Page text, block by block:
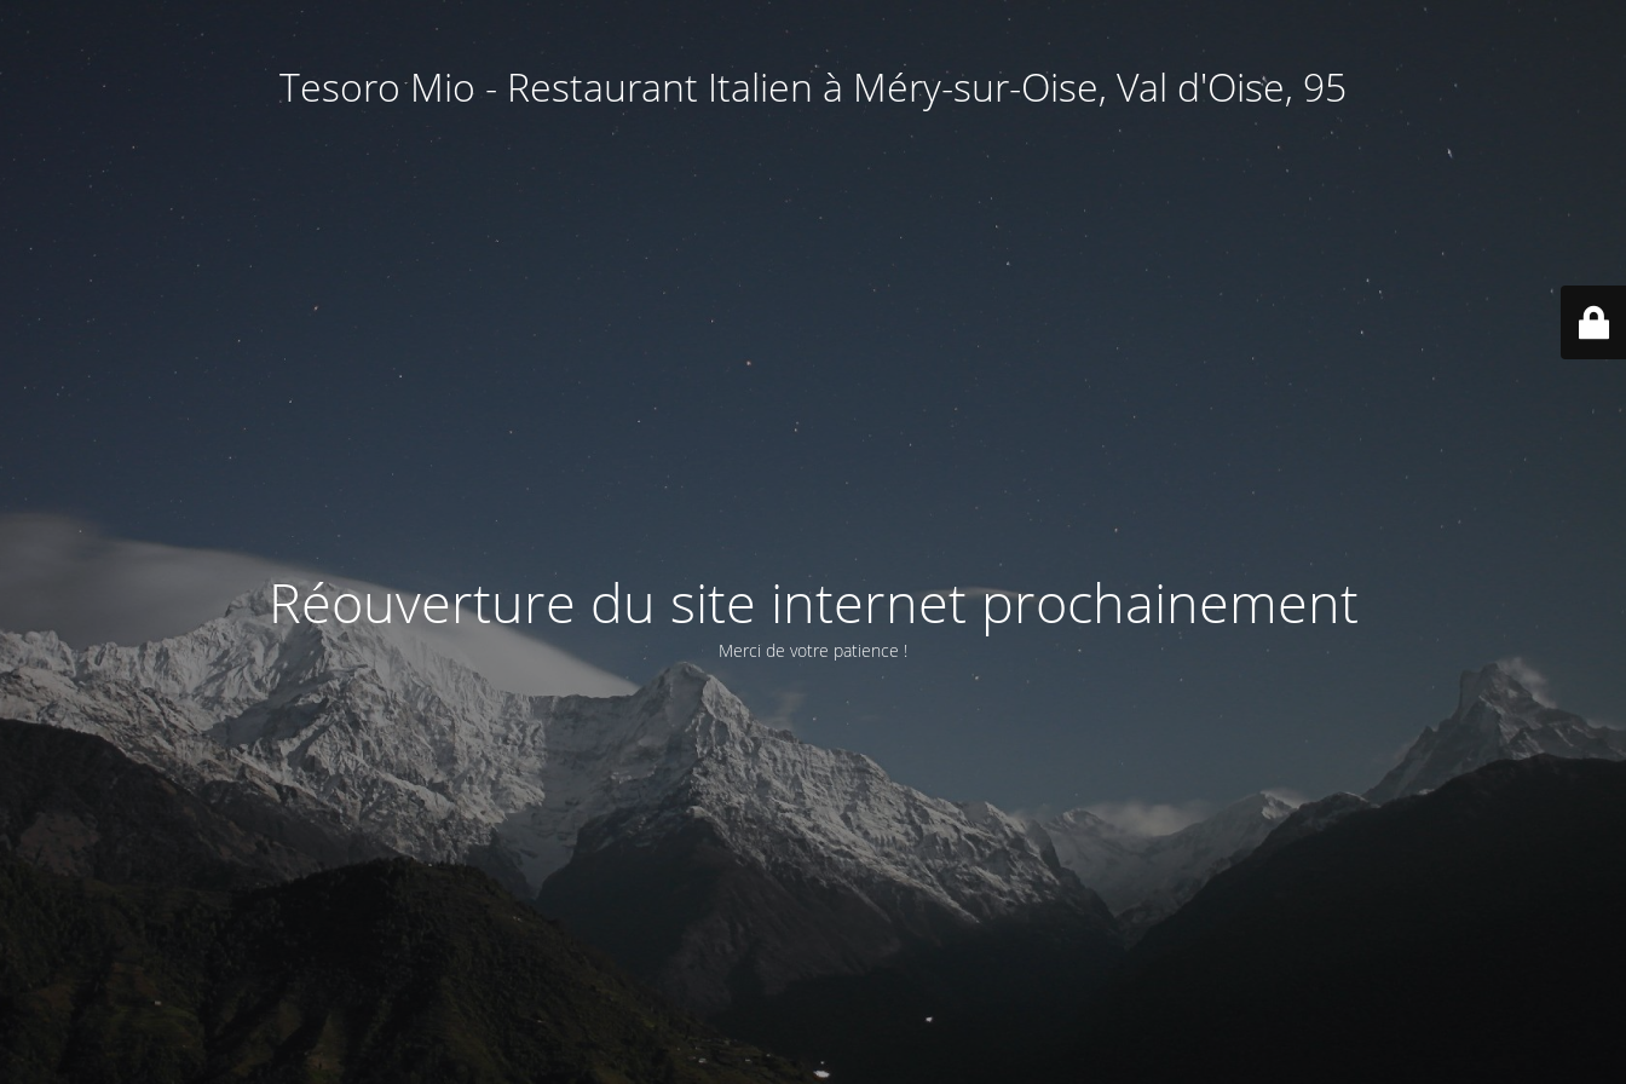
Tesoro Mio - Restaurant Italien à Méry-sur-Oise, Val d'Oise, 95
Réouverture du site internet prochainement
Merci de votre patience !